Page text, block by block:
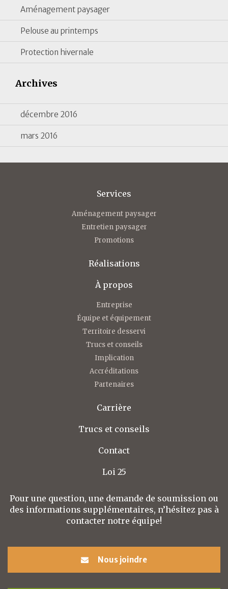
Aménagement paysager
Pelouse au printemps
Protection hivernale
Archives
décembre 2016
mars 2016
Services
Aménagement paysager
Entretien paysager
Promotions
Réalisations
À propos
Entreprise
Équipe et équipement
Territoire desservi
Trucs et conseils
Implication
Accréditations
Partenaires
Carrière
Trucs et conseils
Contact
Loi 25
Pour une question, une demande de soumission ou
des informations supplémentaires, n’hésitez pas à
contacter notre équipe!
Nous joindre